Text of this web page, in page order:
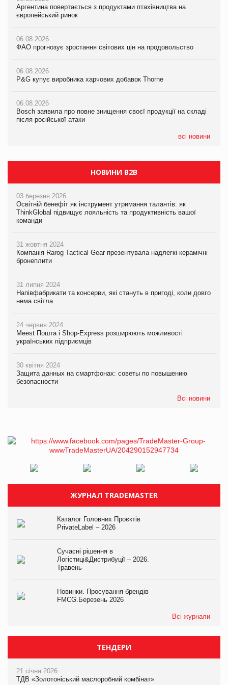
Аргентина повертається з продуктами птахівництва на
європейський ринок
06.08.2026
ФАО прогнозує зростання світових цін на продовольство
06.08.2026
P&G купує виробника харчових добавок Thorne
06.08.2026
Bosch заявила про повне знищення своєї продукції на складі
після російської атаки
всі новини
Аргентина повертається з продуктами птахівництва на
європейський ринок
06.08.2026
ФАО прогнозує зростання світових цін на продовольство
06.08.2026
P&G купує виробника харчових добавок Thorne
06.08.2026
Bosch заявила про повне знищення своєї продукції на складі
після російської атаки
Аргентина повертається з продуктами птахівництва на
європейський ринок
06.08.2026
ФАО прогнозує зростання світових цін на продовольство
06.08.2026
P&G купує виробника харчових добавок Thorne
06.08.2026
Bosch заявила про повне знищення своєї продукції на складі
після російської атаки
НОВИНИ B2B
03 березня 2026
Освітній бенефіт як інструмент утримання талантів: як
ThinkGlobal підвищує лояльність та продуктивність вашої
команди
31 жовтня 2024
Компанія Rarog Tactical Gear презентувала надлегкі керамічні
бронеплити
31 липня 2024
Напівфабрикати та консерви, які стануть в пригоді, коли довго
нема світла
24 червня 2024
Meest Пошта і Shop-Express розширюють можливості
українських підприємців
30 квітня 2024
Защита данных на смартфонах: советы по повышению
безопасности
Всі новини
ЖУРНАЛ TRADEMASTER
Каталог Головних Проєктів
PrivateLabel – 2026
Сучасні рішення в
Логістиці&Дистрибуції – 2026.
Травень
Новинки. Просування брендів
FMCG.Березень 2026
Всі журнали
ТЕНДЕРИ
21 січня 2026
ТДВ «Золотоніський маслоробний комбінат»